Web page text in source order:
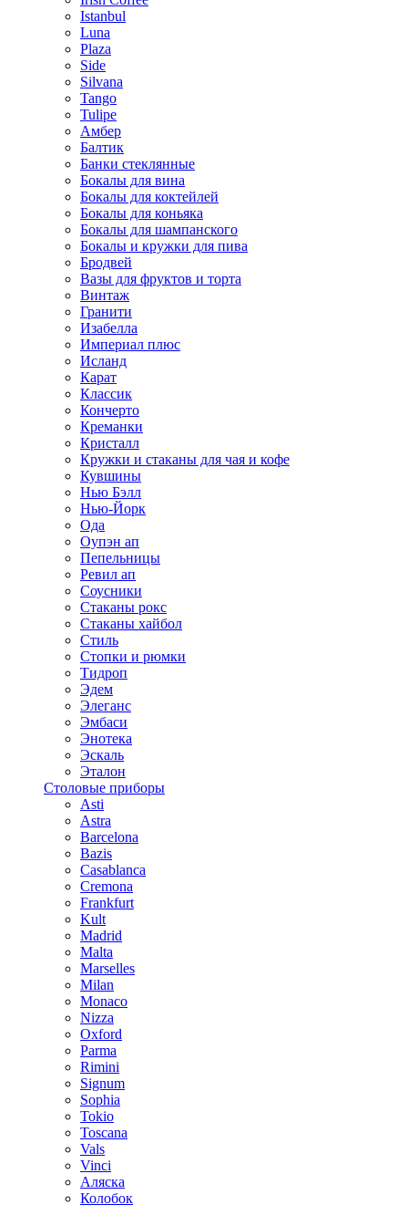
Istanbul
Luna
Plaza
Side
Silvana
Tango
Tulipe
Амбер
Балтик
Банки стеклянные
Бокалы для вина
Бокалы для коктейлей
Бокалы для коньяка
Бокалы для шампанского
Бокалы и кружки для пива
Бродвей
Вазы для фруктов и торта
Винтаж
Гранити
Изабелла
Империал плюс
Исланд
Карат
Классик
Кончерто
Креманки
Кристалл
Кружки и стаканы для чая и кофе
Кувшины
Нью Бэлл
Нью-Йорк
Ода
Оупэн ап
Пепельницы
Ревил ап
Соусники
Стаканы рокс
Стаканы хайбол
Стиль
Стопки и рюмки
Тидроп
Эдем
Элеганс
Эмбаси
Энотека
Эскаль
Эталон
Столовые приборы
Asti
Astra
Barcelona
Bazis
Casablanca
Cremona
Frankfurt
Kult
Madrid
Malta
Marselles
Milan
Monaco
Nizza
Oxford
Parma
Rimini
Signum
Sophia
Tokio
Toscana
Vals
Vinci
Аляска
Колобок